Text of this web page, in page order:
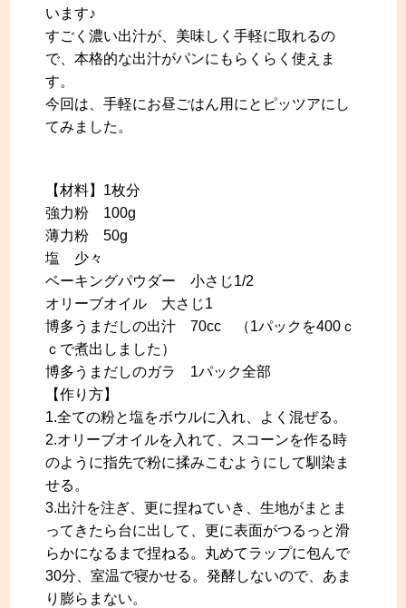
います♪
すごく濃い出汁が、美味しく手軽に取れるの
で、本格的な出汁がパンにもらくらく使えま
す。
今回は、手軽にお昼ごはん用にとピッツアにし
てみました。
【材料】1枚分
強力粉 100g
薄力粉 50g
塩 少々
ベーキングパウダー 小さじ1/2
オリーブオイル 大さじ1
博多うまだしの出汁 70cc （1パックを400ｃ
ｃで煮出しました）
博多うまだしのガラ 1パック全部
【作り方】
1.全ての粉と塩をボウルに入れ、よく混ぜる。
2.オリーブオイルを入れて、スコーンを作る時
のように指先で粉に揉みこむようにして馴染ま
せる。
3.出汁を注ぎ、更に捏ねていき、生地がまとま
ってきたら台に出して、更に表面がつるっと滑
らかになるまで捏ねる。丸めてラップに包んで
30分、室温で寝かせる。発酵しないので、あま
り膨らまない。